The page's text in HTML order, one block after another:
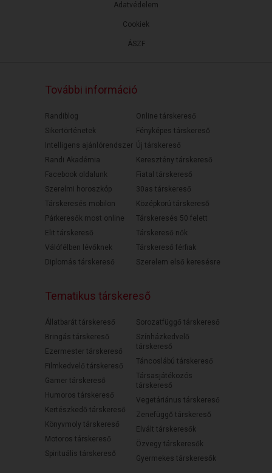
ÁSZF
Adatvédelem
Cookiek
További információ
Randiblog
Sikertörténetek
Intelligens ajánlórendszer
Randi Akadémia
Facebook oldalunk
Szerelmi horoszkóp
Társkeresés mobilon
Párkeresők most online
Elit társkereső
Válófélben lévőknek
Diplomás társkereső
Online társkereső
Fényképes társkereső
Új társkereső
Keresztény társkereső
Fiatal társkereső
30as társkereső
Középkorú társkereső
Társkeresés 50 felett
Társkereső nők
Társkereső férfiak
Szerelem első keresésre
Tematikus társkereső
Állatbarát társkereső
Bringás társkereső
Ezermester társkereső
Filmkedvelő társkereső
Gamer társkereső
Humoros társkereső
Kertészkedő társkereső
Könyvmoly társkereső
Motoros társkereső
Spirituális társkereső
Sorozatfüggő társkereső
Színházkedvelő
társkereső
Táncoslábú társkereső
Társasjátékozós
társkereső
Vegetáriánus társkereső
Zenefüggő társkereső
Elvált társkeresők
Özvegy társkeresők
Gyermekes társkeresők